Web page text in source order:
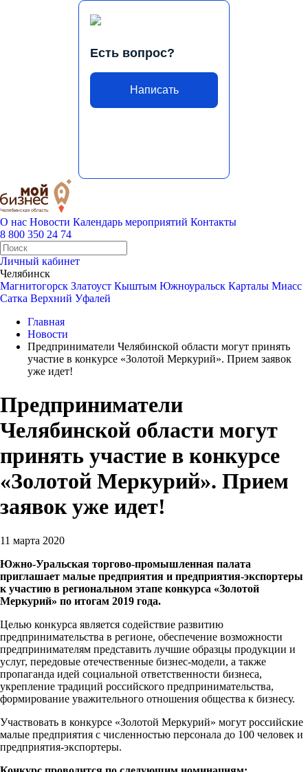
Есть вопрос?
Написать
О нас Новости Календарь мероприятий Контакты
8 800 350 24 74
Личный кабинет
Челябинск
Магнитогорск Златоуст Кыштым Южноуральск Карталы Миасс
Сатка Верхний Уфалей
Главная
Новости
Предприниматели Челябинской области могут принять
участие в конкурсе «Золотой Меркурий». Прием заявок
уже идет!
Предприниматели
Челябинской области могут
принять участие в конкурсе
«Золотой Меркурий». Прием
заявок уже идет!
11 марта 2020
Южно-Уральская торгово-промышленная палата
приглашает малые предприятия и предприятия-экспортеры
к участию в региональном этапе конкурса «Золотой
Меркурий» по итогам 2019 года.
Целью конкурса является содействие развитию
предпринимательства в регионе, обеспечение возможности
предпринимателям представить лучшие образцы продукции и
услуг, передовые отечественные бизнес-модели, а также
пропаганда идей социальной ответственности бизнеса,
укрепление традиций российского предпринимательства,
формирование уважительного отношения общества к бизнесу.
Участвовать в конкурсе «Золотой Меркурий» могут российские
малые предприятия с численностью персонала до 100 человек и
предприятия-экспортеры.